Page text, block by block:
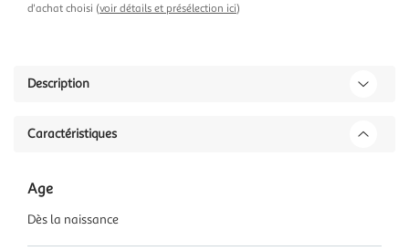
d'achat choisi (voir détails et présélection ici)
Description
Caractéristiques
Age
Dès la naissance